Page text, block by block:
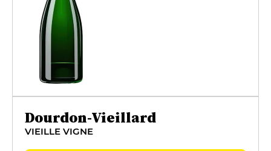
Dourdon-Vieillard
VIEILLE VIGNE